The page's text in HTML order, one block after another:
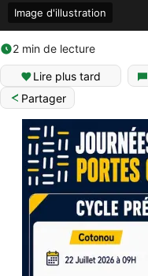
Image d'illustration
2 min de lecture
Lire plus tard
Partager